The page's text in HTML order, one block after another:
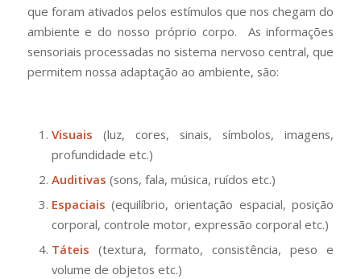
que foram ativados pelos estímulos que nos chegam do
ambiente e do nosso próprio corpo. As informações
sensoriais processadas no sistema nervoso central, que
permitem nossa adaptação ao ambiente, são:
Visuais (luz, cores, sinais, símbolos, imagens,
profundidade etc.)
Auditivas (sons, fala, música, ruídos etc.)
Espaciais (equilíbrio, orientação espacial, posição
corporal, controle motor, expressão corporal etc.)
Táteis (textura, formato, consistência, peso e
volume de objetos etc.)